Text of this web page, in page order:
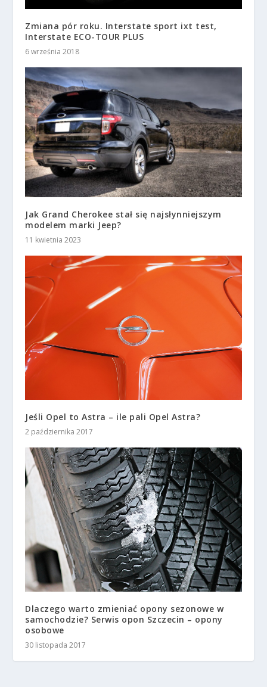
Zmiana pór roku. Interstate sport ixt test,
Interstate ECO-TOUR PLUS
6 września 2018
Jak Grand Cherokee stał się najsłynniejszym
modelem marki Jeep?
11 kwietnia 2023
Jeśli Opel to Astra – ile pali Opel Astra?
2 października 2017
Dlaczego warto zmieniać opony sezonowe w
samochodzie? Serwis opon Szczecin – opony
osobowe
30 listopada 2017